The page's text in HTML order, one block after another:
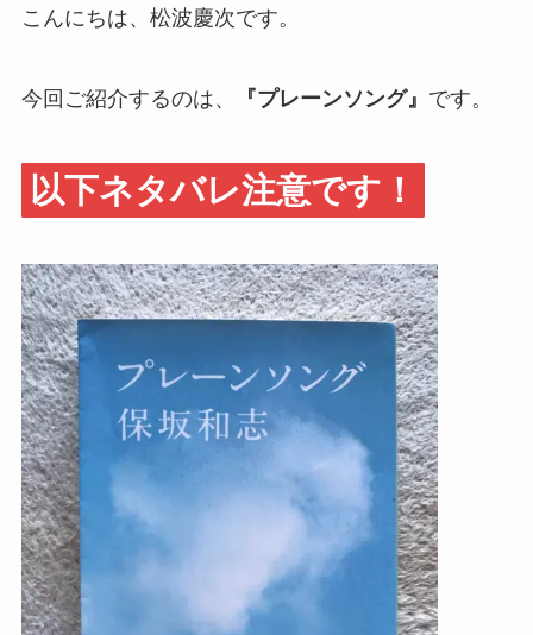
こんにちは、松波慶次です。
今回ご紹介するのは、 『プレーンソング』 です。
以下ネタバレ注意です！